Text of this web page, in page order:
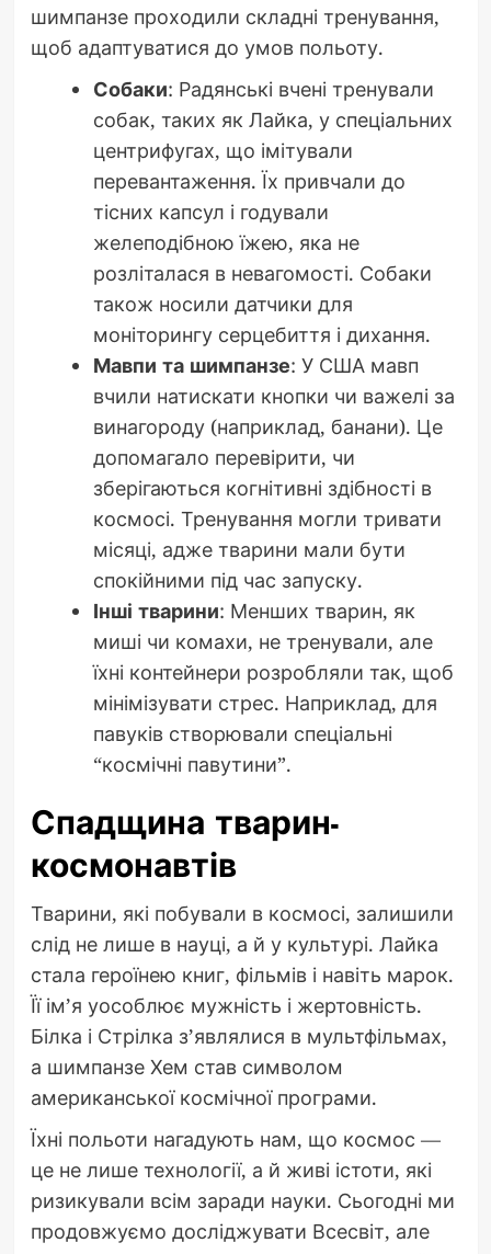
шимпанзе проходили складні тренування,
щоб адаптуватися до умов польоту.
Собаки: Радянські вчені тренували
собак, таких як Лайка, у спеціальних
центрифугах, що імітували
перевантаження. Їх привчали до
тісних капсул і годували
желеподібною їжею, яка не
розліталася в невагомості. Собаки
також носили датчики для
моніторингу серцебиття і дихання.
Мавпи та шимпанзе: У США мавп
вчили натискати кнопки чи важелі за
винагороду (наприклад, банани). Це
допомагало перевірити, чи
зберігаються когнітивні здібності в
космосі. Тренування могли тривати
місяці, адже тварини мали бути
спокійними під час запуску.
Інші тварини: Менших тварин, як
миші чи комахи, не тренували, але
їхні контейнери розробляли так, щоб
мінімізувати стрес. Наприклад, для
павуків створювали спеціальні
“космічні павутини”.
Спадщина тварин-
космонавтів
Тварини, які побували в космосі, залишили
слід не лише в науці, а й у культурі. Лайка
стала героїнею книг, фільмів і навіть марок.
Її ім’я уособлює мужність і жертовність.
Білка і Стрілка з’являлися в мультфільмах,
а шимпанзе Хем став символом
американської космічної програми.
Їхні польоти нагадують нам, що космос —
це не лише технології, а й живі істоти, які
ризикували всім заради науки. Сьогодні ми
продовжуємо досліджувати Всесвіт, але